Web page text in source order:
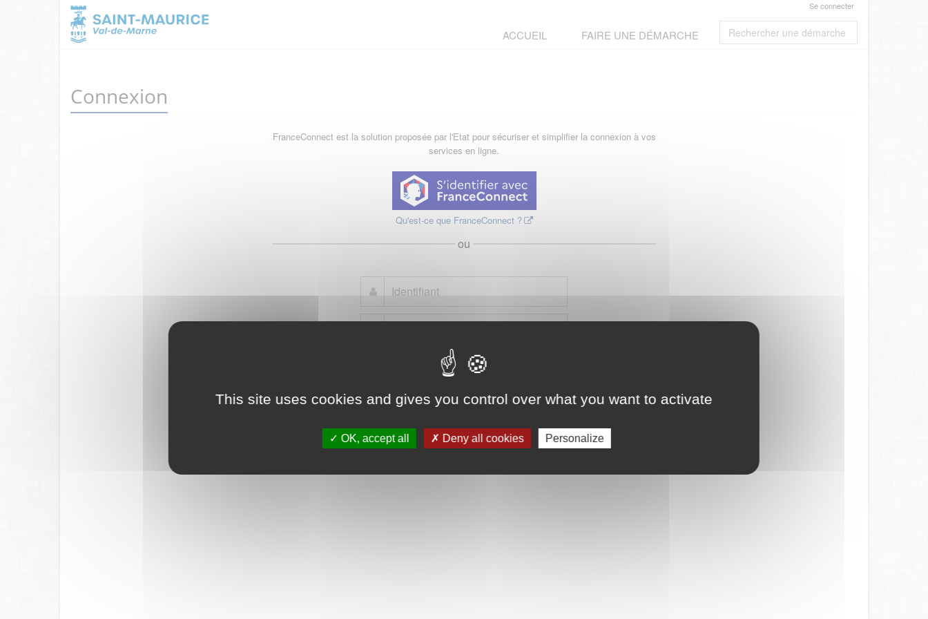
This site uses cookies and gives you control over what you want to activate
OK, accept all Deny all cookies Personalize
Se connecter
ACCUEIL FAIRE UNE DÉMARCHE
Connexion
FranceConnect est la solution proposée par l'Etat pour sécuriser et simplifier la connexion à vos
services en ligne.
Qu'est-ce que FranceConnect ?
ou
Mot de passe oublié ? Je crée mon compte
Connexion